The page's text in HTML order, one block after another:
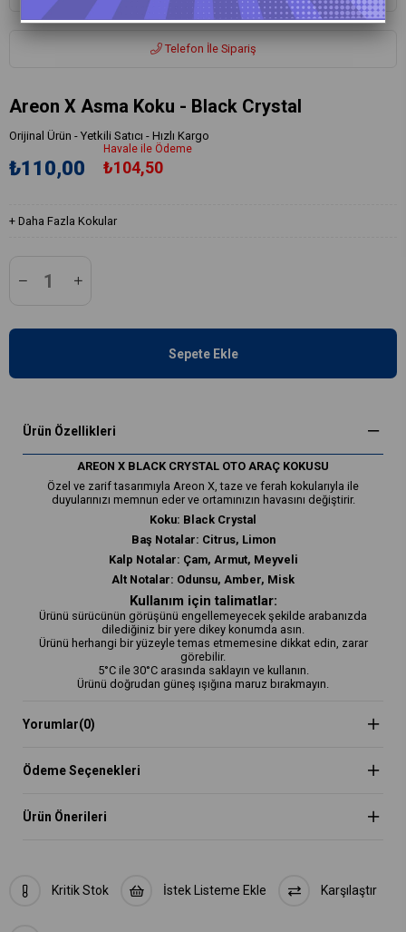
Telefon İle Sipariş
Areon X Asma Koku - Black Crystal
Orijinal Ürün - Yetkili Satıcı - Hızlı Kargo
₺110,00
Havale ile Ödeme
₺104,50
+ Daha Fazla Kokular
Ürün Özellikleri
AREON X BLACK CRYSTAL OTO ARAÇ KOKUSU
Özel ve zarif tasarımıyla Areon X, taze ve ferah kokularıyla ile
duyularınızı memnun eder ve ortamınızın havasını değiştirir.
Koku: Black Crystal
Baş Notalar: Citrus, Limon
Kalp Notalar: Çam, Armut, Meyveli
Alt Notalar: Odunsu, Amber, Misk
Kullanım için talimatlar:
Ürünü sürücünün görüşünü engellemeyecek şekilde arabanızda
dilediğiniz bir yere dikey konumda asın.
Ürünü herhangi bir yüzeyle temas etmemesine dikkat edin, zarar
görebilir.
5°C ile 30°C arasında saklayın ve kullanın.
Ürünü doğrudan güneş ışığına maruz bırakmayın.
Yorumlar(0)
Ödeme Seçenekleri
Ürün Önerileri
Kritik Stok İstek Listeme Ekle Karşılaştır